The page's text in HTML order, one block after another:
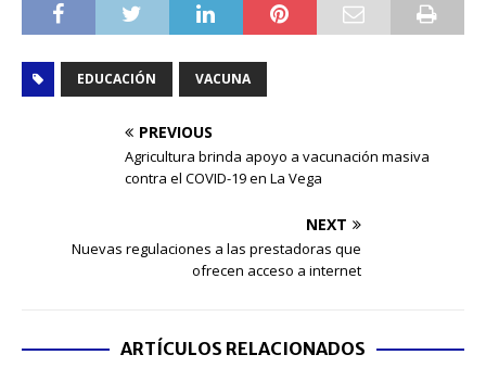
EDUCACIÓN VACUNA
PREVIOUS
Agricultura brinda apoyo a vacunación masiva
contra el COVID-19 en La Vega
NEXT
Nuevas regulaciones a las prestadoras que
ofrecen acceso a internet
ARTÍCULOS RELACIONADOS